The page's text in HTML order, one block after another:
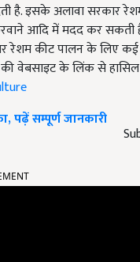
है. इसके अलावा सरकार
आदि में मदद कर
रेशम कीट पालन के लिए
की वेबसाइट के लिंक से
पढ़ें सम्पूर्ण जानकारी